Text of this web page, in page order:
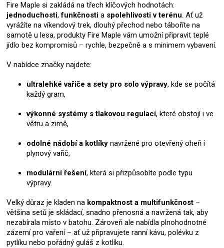
Fire Maple si zakládá na třech klíčových hodnotách:
jednoduchosti,funkčnosti a spolehlivosti v terénu. Ať už
vyrážíte na víkendový trek, dlouhý přechod nebo táboříte na
samotě u lesa, produkty Fire Maple vám umožní připravit teplé
jídlo bez kompromisů – rychle, bezpečně a s minimem vybavení.
V nabídce značky najdete:
ultralehké vařiče a sety pro solo výpravy, kde se počítá
každý gram,
výkonné systémy s tlakovou regulací, které obstojí i ve
větru a zimě,
odolné nádobí a kotlíky navržené pro otevřený oheň i
plynový vařič,
modulární řešení, která si přizpůsobíte podle typu
výpravy.
Velký důraz je kladen na kompaktnost a multifunkčnost –
většina setů je skládací, snadno přenosná a navržená tak, aby
nezabírala místo v batohu. Zároveň ale nabídla plnohodnotné
zázemí pro vaření – ať už připravujete ranní kávu, polévku z
pytlíku nebo pořádný guláš z kotlíku.